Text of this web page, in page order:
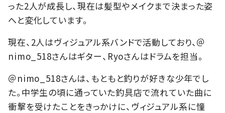
った2人が成長し、現在は髪型やメイクまで決まった姿
へと変化しています。
現在、2人はヴィジュアル系バンドで活動しており、＠
nimo_518さんはギター、Ryoさんはドラムを担当。
＠nimo_518さんは、もともと釣りが好きな少年でし
た。中学生の頃に通っていた釣具店で流れていた曲に
衝撃を受けたことをきっかけに、ヴィジュアル系に憧